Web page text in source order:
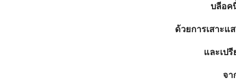
บลีอค
ด้วยการเสาะแ
และเปรี
จา